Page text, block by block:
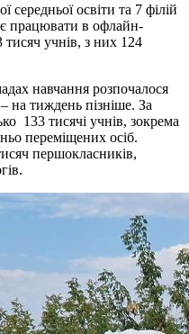
середньої освіти та 7 філій
працювати в офлайн-
тисяч учнів, з них 124
навчання розпочалося
на тиждень пізніше. За
133 тисячі учнів, зокрема
переміщених осіб.
першокласників,